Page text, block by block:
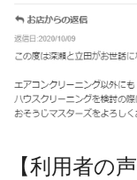
【利用者の